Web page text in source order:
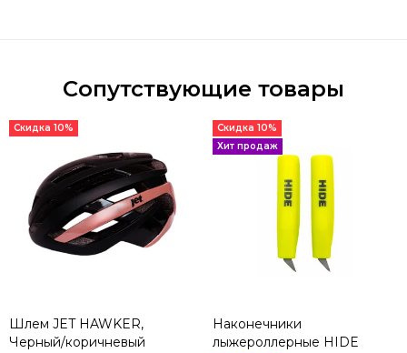
Сопутствующие товары
Скидка 10%
Шлем JET HAWKER,
Черный/коричневый
Скидка 10%
Хит продаж
Наконечники
лыжероллерные HIDE